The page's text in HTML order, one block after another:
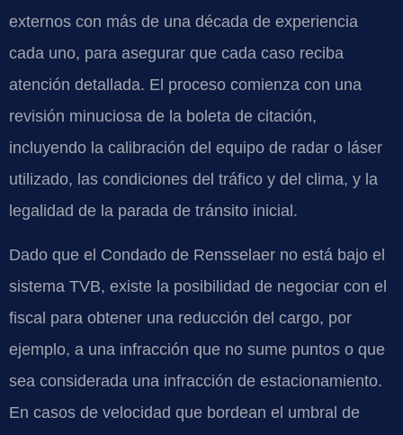
externos con más de una década de experiencia
cada uno, para asegurar que cada caso reciba
atención detallada. El proceso comienza con una
revisión minuciosa de la boleta de citación,
incluyendo la calibración del equipo de radar o láser
utilizado, las condiciones del tráfico y del clima, y la
legalidad de la parada de tránsito inicial.
Dado que el Condado de Rensselaer no está bajo el
sistema TVB, existe la posibilidad de negociar con el
fiscal para obtener una reducción del cargo, por
ejemplo, a una infracción que no sume puntos o que
sea considerada una infracción de estacionamiento.
En casos de velocidad que bordean el umbral de